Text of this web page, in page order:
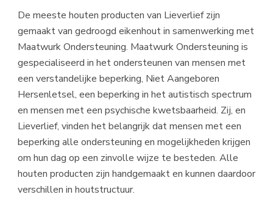
De meeste houten producten van Lieverlief zijn
gemaakt van gedroogd eikenhout in samenwerking met
Maatwurk Ondersteuning. Maatwurk Ondersteuning is
gespecialiseerd in het ondersteunen van mensen met
een verstandelijke beperking, Niet Aangeboren
Hersenletsel, een beperking in het autistisch spectrum
en mensen met een psychische kwetsbaarheid. Zij, en
Lieverlief, vinden het belangrijk dat mensen met een
beperking alle ondersteuning en mogelijkheden krijgen
om hun dag op een zinvolle wijze te besteden. Alle
houten producten zijn handgemaakt en kunnen daardoor
verschillen in houtstructuur.